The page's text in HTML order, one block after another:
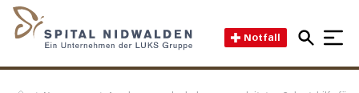
Notfall